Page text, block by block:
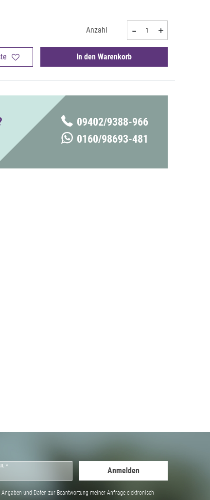
Anzahl
In den Warenkorb
09402/9388-966
0160/98693-481
*
Anmelden
und Daten zur Beantwortung meiner Anfrage elektronisch